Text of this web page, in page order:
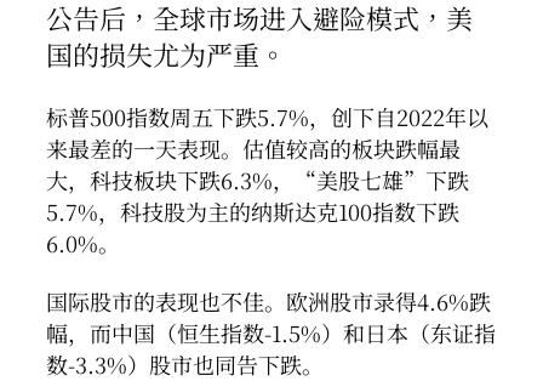
公告后，全球市场进入避险模式，美
国的损失尤为严重。
标普500指数周五下跌5.7%，创下自2022年以
来最差的一天表现。估值较高的板块跌幅最
大，科技板块下跌6.3%，“美股七雄”下跌
5.7%，科技股为主的纳斯达克100指数下跌
6.0%。
国际股市的表现也不佳。欧洲股市录得4.6%跌
幅，而中国（恒生指数-1.5%）和日本（东证指
数-3.3%）股市也同告下跌。